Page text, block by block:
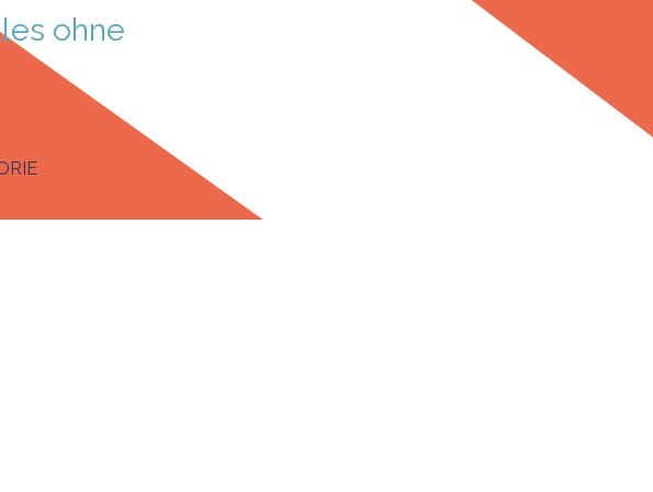
ohne
überspringen